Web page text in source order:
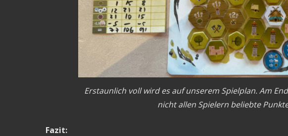
Erstaunlich voll wird es auf unserem Spielplan. Am
nicht allen Spielern beliebte
Fazit: